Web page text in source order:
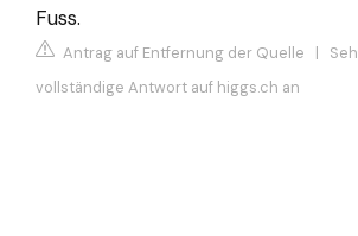
Fuss.
Antrag auf Entfernung der Quelle |
vollständige Antwort auf higgs.ch an